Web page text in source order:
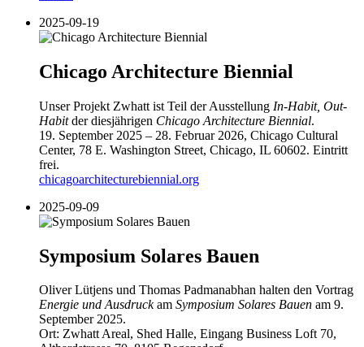
2025-09-19
Chicago Architecture Biennial
Unser Projekt Zwhatt ist Teil der Ausstellung In-Habit, Out-
Habitder diesjährigen Chicago Architecture Biennial.
19. September 2025 – 28. Februar 2026, Chicago Cultural
Center, 78 E. Washington Street, Chicago, IL 60602. Eintritt
frei.
chicagoarchitecturebiennial.org
2025-09-09
Symposium Solares Bauen
Oliver Lütjens und Thomas Padmanabhan halten den Vortrag
Energie und Ausdruckam Symposium Solares Bauen am 9.
September 2025.
Ort: Zwhatt Areal, Shed Halle, Eingang Business Loft 70,